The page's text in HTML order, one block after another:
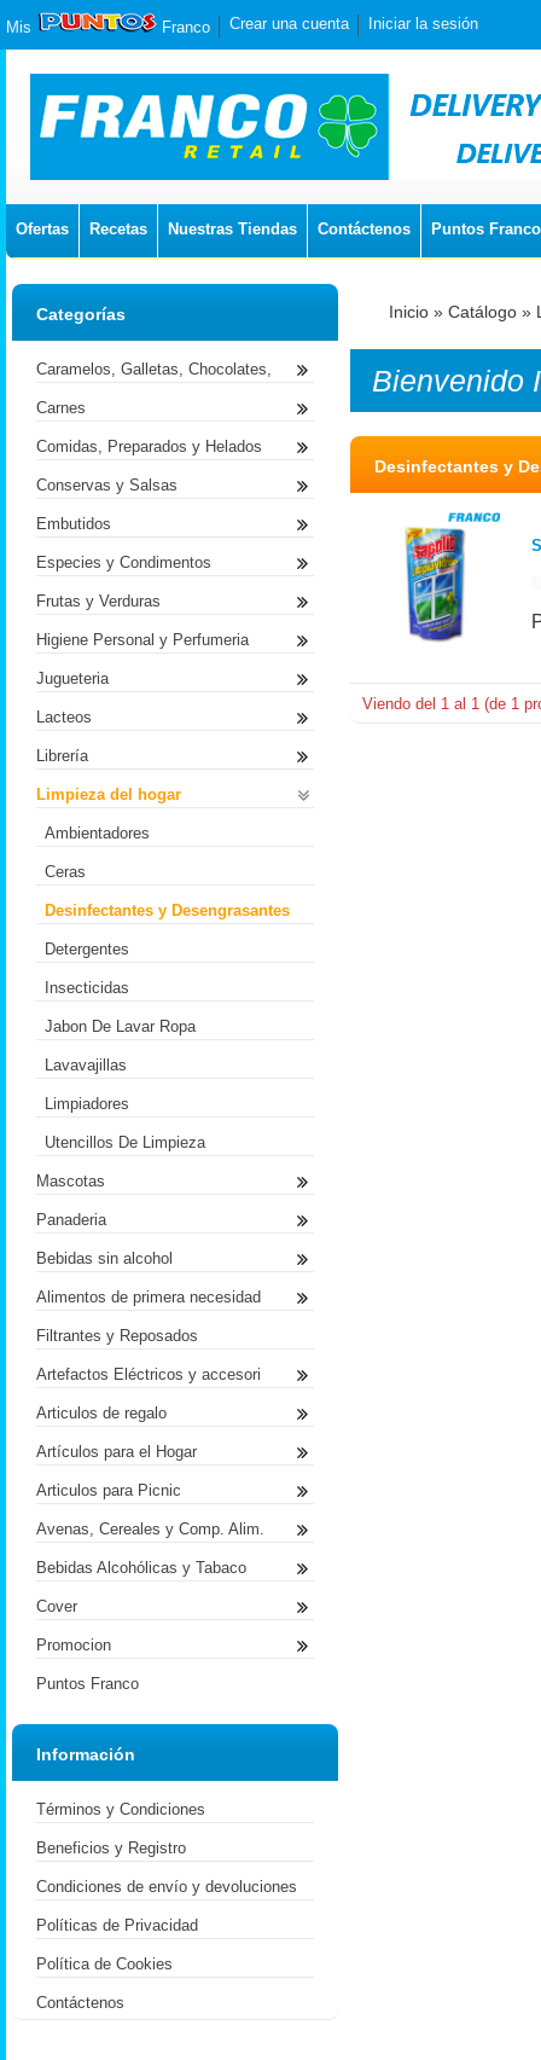
Mis Franco Crear una cuenta Iniciar la sesión
Ofertas Recetas Nuestras Tiendas Contáctenos Puntos Franco
Inicio » Catálogo »
Bienvenido
Desinfectantes y
Viendo del 1 al 1 (de 1
Categorías
Caramelos, Galletas, Chocolates,
Carnes
Comidas, Preparados y Helados
Conservas y Salsas
Embutidos
Especies y Condimentos
Frutas y Verduras
Higiene Personal y Perfumeria
Jugueteria
Lacteos
Librería
Limpieza del hogar
Ambientadores
Ceras
Desinfectantes y Desengrasantes
Detergentes
Insecticidas
Jabon De Lavar Ropa
Lavavajillas
Limpiadores
Utencillos De Limpieza
Mascotas
Panaderia
Bebidas sin alcohol
Alimentos de primera necesidad
Filtrantes y Reposados
Artefactos Eléctricos y accesori
Articulos de regalo
Artículos para el Hogar
Articulos para Picnic
Avenas, Cereales y Comp. Alim.
Bebidas Alcohólicas y Tabaco
Cover
Promocion
Puntos Franco
Información
Términos y Condiciones
Beneficios y Registro
Condiciones de envío y devoluciones
Políticas de Privacidad
Política de Cookies
Contáctenos